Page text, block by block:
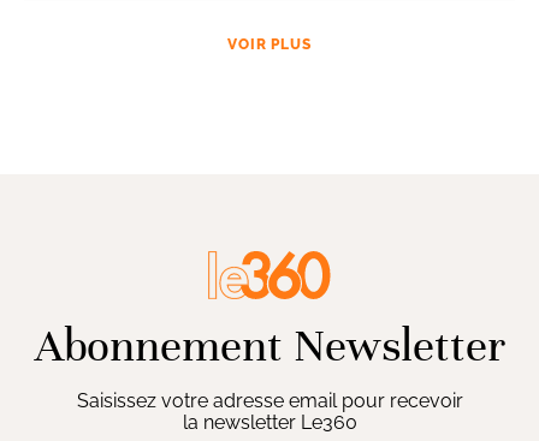
VOIR PLUS
Abonnement Newsletter
Saisissez votre adresse email pour recevoir
la newsletter Le360